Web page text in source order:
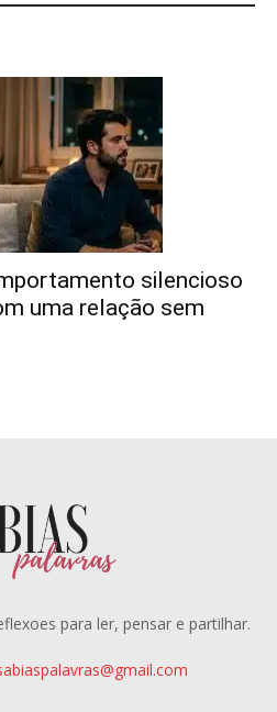
silencioso
uma relação sem
para ler, pensar e partilhar.